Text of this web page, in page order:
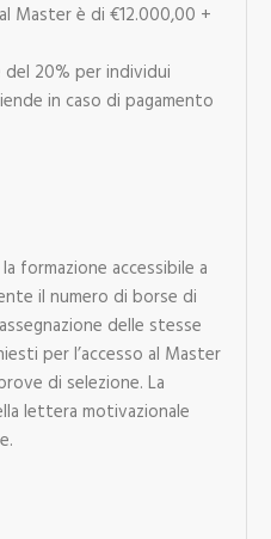
Master è di €12.000,00 +
del 20% per individui
in caso di pagamento
formazione accessibile a
il numero di borse di
delle stesse
per l’accesso al Master
di selezione. La
lettera motivazionale